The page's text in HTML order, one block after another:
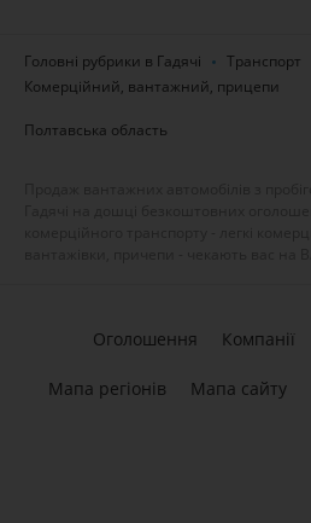
Головні рубрики в Гадячі
Транспорт
Комерційний, вантажний, прицепи
Полтавська область
Оголошення Компанії
Мапа регіонів Мапа сайту